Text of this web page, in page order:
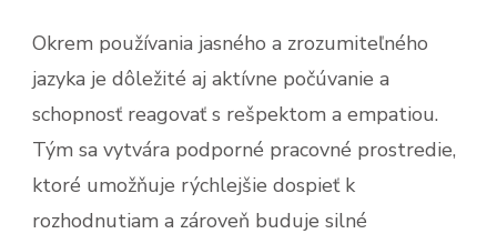
Okrem používania jasného a zrozumiteľného
jazyka je dôležité aj aktívne počúvanie a
schopnosť reagovať s rešpektom a empatiou.
Tým sa vytvára podporné pracovné prostredie,
ktoré umožňuje rýchlejšie dospieť k
rozhodnutiam a zároveň buduje silné